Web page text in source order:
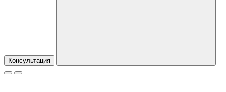
Консультация